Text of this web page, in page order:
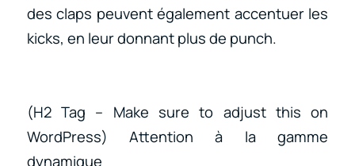
des claps peuvent également accentuer les
kicks, en leur donnant plus de punch.
(H2 Tag – Make sure to adjust this on
WordPress) Attention à la gamme
dynamique